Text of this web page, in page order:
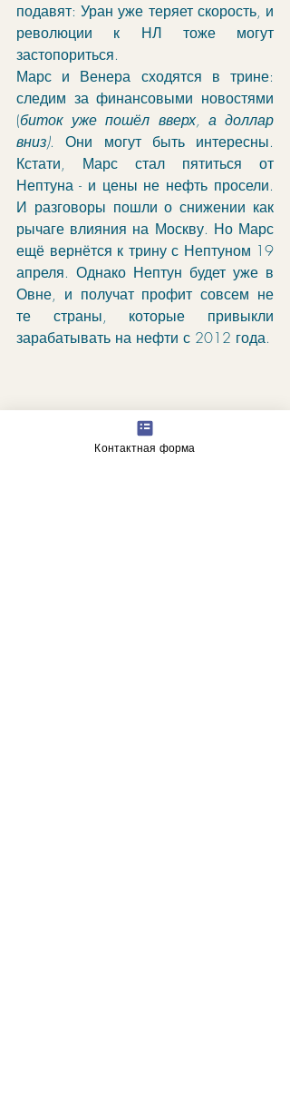
подавят: Уран уже теряет скорость, и
революции к НЛ тоже могут
застопориться.
Марс и Венера сходятся в трине:
следим за финансовыми новостями
(биток уже пошёл вверх, а доллар
вниз). Они могут быть интересны.
Кстати, Марс стал пятиться от
Нептуна - и цены не нефть просели.
И разговоры пошли о снижении как
рычаге влияния на Москву. Но Марс
ещё вернётся к трину с Нептуном 19
апреля. Однако Нептун будет уже в
Овне, и получат профит совсем не
те страны, которые привыкли
Контактная форма